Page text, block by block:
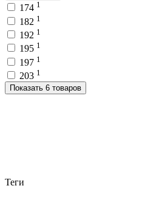
174 1
182 1
192 1
195 1
197 1
203 1
Показать 6 товаров
Теги